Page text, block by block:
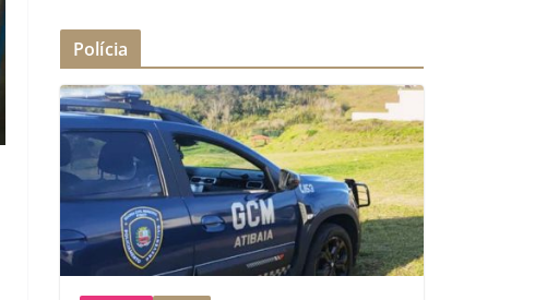
Polícia